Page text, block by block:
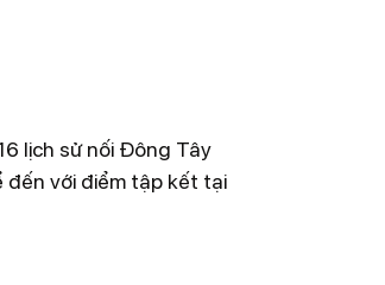
là AN TOÀN, với
các Chuyên gia An
tác trong lĩnh vực tour
các dịch vụ tiêu
khuyến nghị bởi các
lịch sử nối Đông Tây
đến với điểm tập kết tại